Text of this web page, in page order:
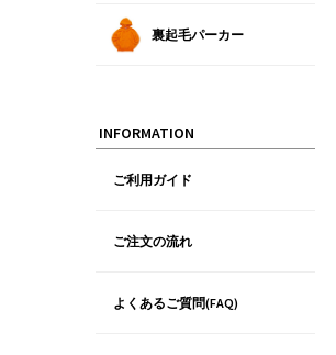
裏起毛パーカー
INFORMATION
ご利用ガイド
ご注文の流れ
よくあるご質問(FAQ)